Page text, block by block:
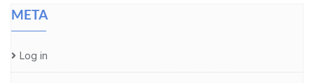
META
Log in